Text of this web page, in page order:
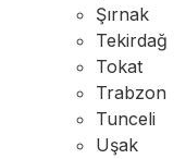
Şırnak
Tekirdağ
Tokat
Trabzon
Tunceli
Uşak